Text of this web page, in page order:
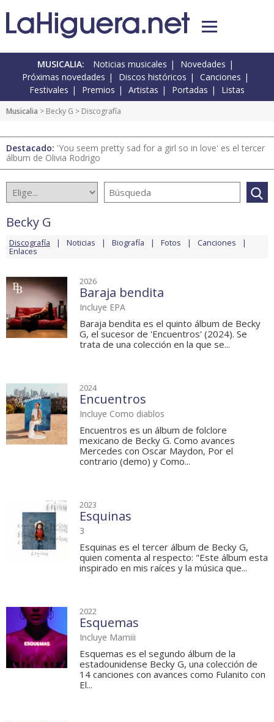
MUSICALIA: Noticias musicales
Novedades
Próximas novedades
Discos históricos
Canciones
Festivales
Premios Artistas Portadas Listas
Musicalia > Becky G > Discografía
Destacado: 'You seem pretty sad for a girl so in love' es el tercer
álbum de Olivia Rodrigo
Becky G
Discografía Noticias Biografía Fotos Canciones
Enlaces
2026
Baraja bendita
Incluye EPA
Baraja bendita es el quinto álbum de Becky
G, el sucesor de 'Encuentros' (2024). Se
trata de una colección en la que se...
2024
Encuentros
Incluye Como diablos
Encuentros es un álbum de folclore
mexicano de Becky G. Como avances
Mercedes con Oscar Maydon, Por el
contrario (demo) y Como...
2023
Esquinas
3
Esquinas es el tercer álbum de Becky G,
quien comenta al respecto: "Este álbum esta
inspirado en mis raíces y la música que...
2022
Esquemas
Incluye Mamiii
Esquemas es el segundo álbum de la
estadounidense Becky G, una colección de
14 canciones con avances como Fulanito con
El...